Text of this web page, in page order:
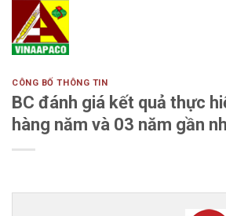
content
CÔNG BỐ THÔNG TIN
BC đánh giá kết quả thực
hàng năm và 03 năm gần